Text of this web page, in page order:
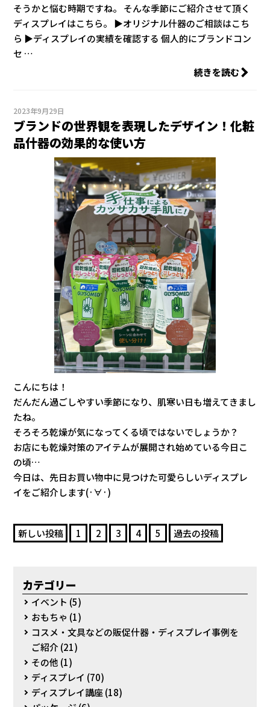
そうかと悩む時期ですね。 そんな季節にご紹介させて頂く
ディスプレイはこちら。 ▶オリジナル什器のご相談はこち
ら ▶ディスプレイの実績を確認する 個人的にブランドコン
セ …
続きを読む
2023年9月29日
ブランドの世界観を表現したデザイン！化粧
品什器の効果的な使い方
こんにちは！
だんだん過ごしやすい季節になり、肌寒い日も増えてきまし
たね。
そろそろ乾燥が気になってくる頃ではないでしょうか？
お店にも乾燥対策のアイテムが展開され始めている今日こ
の頃…
今日は、先日お買い物中に見つけた可愛らしいディスプレ
イをご紹介します(·∀·)
新しい投稿 1 2 3 4 5 過去の投稿
カテゴリー
イベント (5)
おもちゃ (1)
コスメ・文具などの販促什器・ディスプレイ事例を
ご紹介 (21)
その他 (1)
ディスプレイ (70)
ディスプレイ講座(18)